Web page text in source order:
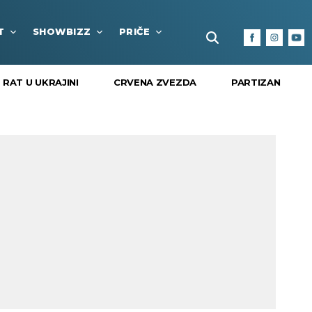
SHOWBIZZ PRIČE FUN BOX KULTURA I
RAT U UKRAJINI CRVENA ZVEZDA PARTIZAN